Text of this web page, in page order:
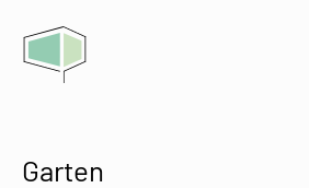
Inhalt
springen
Garten